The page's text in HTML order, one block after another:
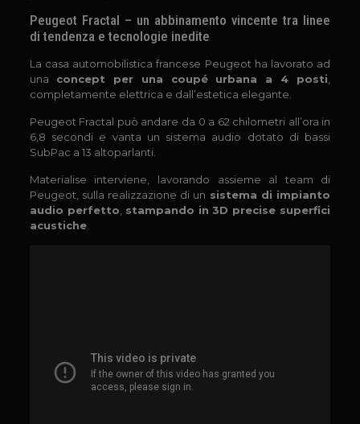
Peugeot Fractal – un abbinamento vincente tra linee
di tendenza e tecnologie inedite
La casa automobilistica francese Peugeot ha lavorato ad
una concept per una coupé urbana a 4 posti
completamente elettrica e dall’estetica elegante.
Peugeot Fractal può andare da 0 a 62 chilometri all’ora in
6,8 secondi e vanta un sistema audio dotato di bassi
SubPac a 13 altoparlanti.
Materialise interviene, lavorando assieme al team di
Peugeot, sulla realizzazione di un sistema di impianto
audio perfetto stampando in 3D precise superfici
acustiche.